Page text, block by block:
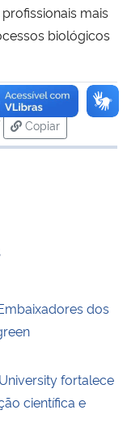
mais
biológicos
Copiar
para área de
dos
fortalece
científica e